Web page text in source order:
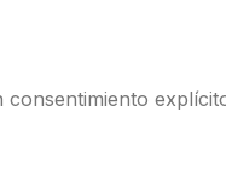
consentimiento